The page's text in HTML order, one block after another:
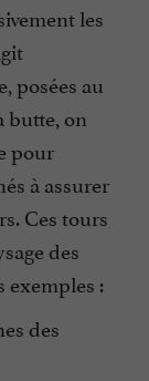
les
posées au
butte, on
pour
à assurer
Ces tours
des
exemples :
des